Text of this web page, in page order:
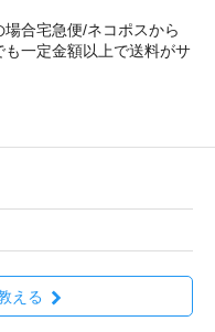
合宅急便/ネコポスから
一定金額以上で送料がサ
える